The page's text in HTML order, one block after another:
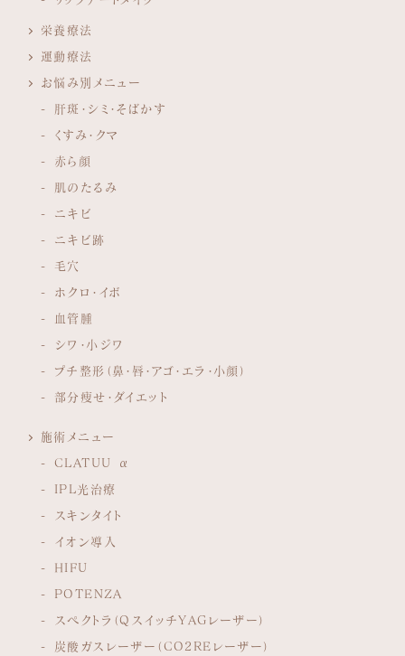
栄養療法
運動療法
お悩み別メニュー
肝斑・シミ・そばかす
くすみ・クマ
赤ら顔
肌のたるみ
ニキビ
ニキビ跡
毛穴
ホクロ・イボ
血管腫
シワ・小ジワ
プチ整形（鼻・唇・アゴ・エラ・小顔）
部分痩せ・ダイエット
施術メニュー
CLATUU α
IPL光治療
スキンタイト
イオン導入
HIFU
POTENZA
スペクトラ（QスイッチYAGレーザー）
炭酸ガスレーザー（CO2REレーザー）